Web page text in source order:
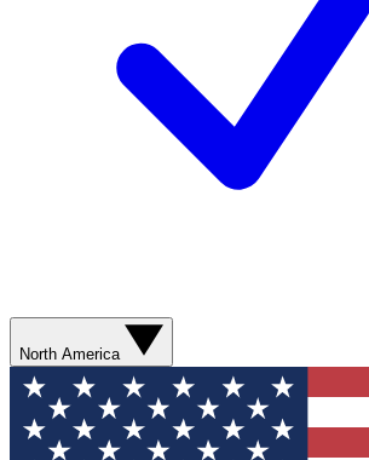
North America